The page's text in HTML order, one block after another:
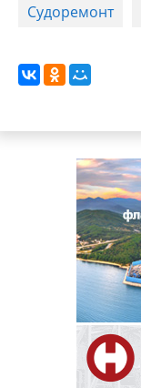
Судоремонт